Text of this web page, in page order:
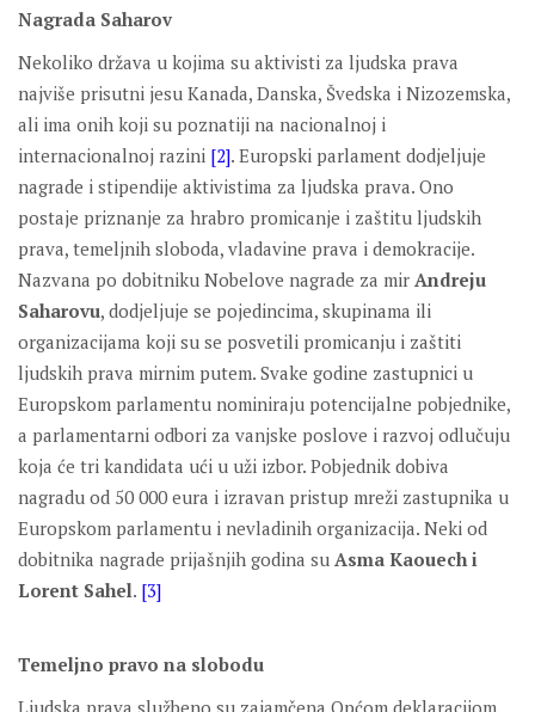
Nagrada Saharov
Nekoliko država u kojima su aktivisti za ljudska prava
najviše prisutni jesu Kanada, Danska, Švedska i Nizozemska,
ali ima onih koji su poznatiji na nacionalnoj i
internacionalnoj razini [2]. Europski parlament dodjeljuje
nagrade i stipendije aktivistima za ljudska prava. Ono
postaje priznanje za hrabro promicanje i zaštitu ljudskih
prava, temeljnih sloboda, vladavine prava i demokracije.
Nazvana po dobitniku Nobelove nagrade za mir Andreju
Saharovu, dodjeljuje se pojedincima, skupinama ili
organizacijama koji su se posvetili promicanju i zaštiti
ljudskih prava mirnim putem. Svake godine zastupnici u
Europskom parlamentu nominiraju potencijalne pobjednike,
a parlamentarni odbori za vanjske poslove i razvoj odlučuju
koja će tri kandidata ući u uži izbor. Pobjednik dobiva
nagradu od 50 000 eura i izravan pristup mreži zastupnika u
Europskom parlamentu i nevladinih organizacija. Neki od
dobitnika nagrade prijašnjih godina su Asma Kaouech i
Lorent Sahel. [3]
Temeljno pravo na slobodu